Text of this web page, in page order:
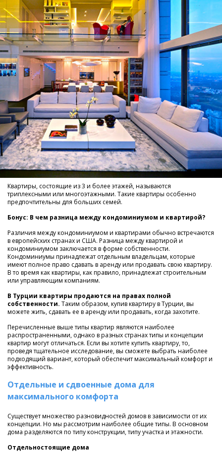
Квартиры, состоящие из 3 и более этажей, называются
триплексными или многоэтажными. Такие квартиры особенно
предпочтительны для больших семей.
Бонус: В чем разница между кондоминиумом и квартирой?
Различия между кондоминиумом и квартирами обычно встречаются
в европейских странах и США. Разница между квартирой и
кондоминиумом заключается в форме собственности.
Кондоминиумы принадлежат отдельным владельцам, которые
имеют полное право сдавать в аренду или продавать свою квартиру.
В то время как квартиры, как правило, принадлежат строительным
или управляющим компаниям.
В Турции квартиры продаются на правах полной
собственности. Таким образом, купив квартиру в Турции, вы
можете жить, сдавать ее в аренду или продавать, когда захотите.
Перечисленные выше типы квартир являются наиболее
распространенными, однако в разных странах типы и концепции
квартир могут отличаться. Если вы хотите купить квартиру, то,
проведя тщательное исследование, вы сможете выбрать наиболее
подходящий вариант, который обеспечит максимальный комфорт и
эффективность.
Отдельные и сдвоенные дома для
максимального комфорта
Существует множество разновидностей домов в зависимости от их
концепции. Но мы рассмотрим наиболее общие типы. В основном
дома разделяются по типу конструкции, типу участка и этажности.
Отдельностоящие дома